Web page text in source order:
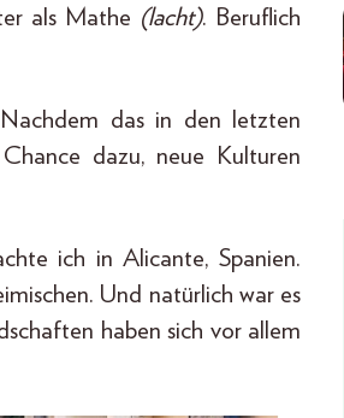
als Mathe (lacht). Beruflich
das in den letzten
dazu, neue Kulturen
ich in Alicante, Spanien.
Und natürlich war es
haben sich vor allem